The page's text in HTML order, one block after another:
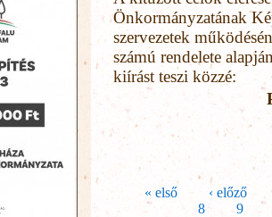
Önkormányzatának
szervezetek
számú rendelete
kiírást teszi közzé:
Oldalak
« első
‹ előző
8
9